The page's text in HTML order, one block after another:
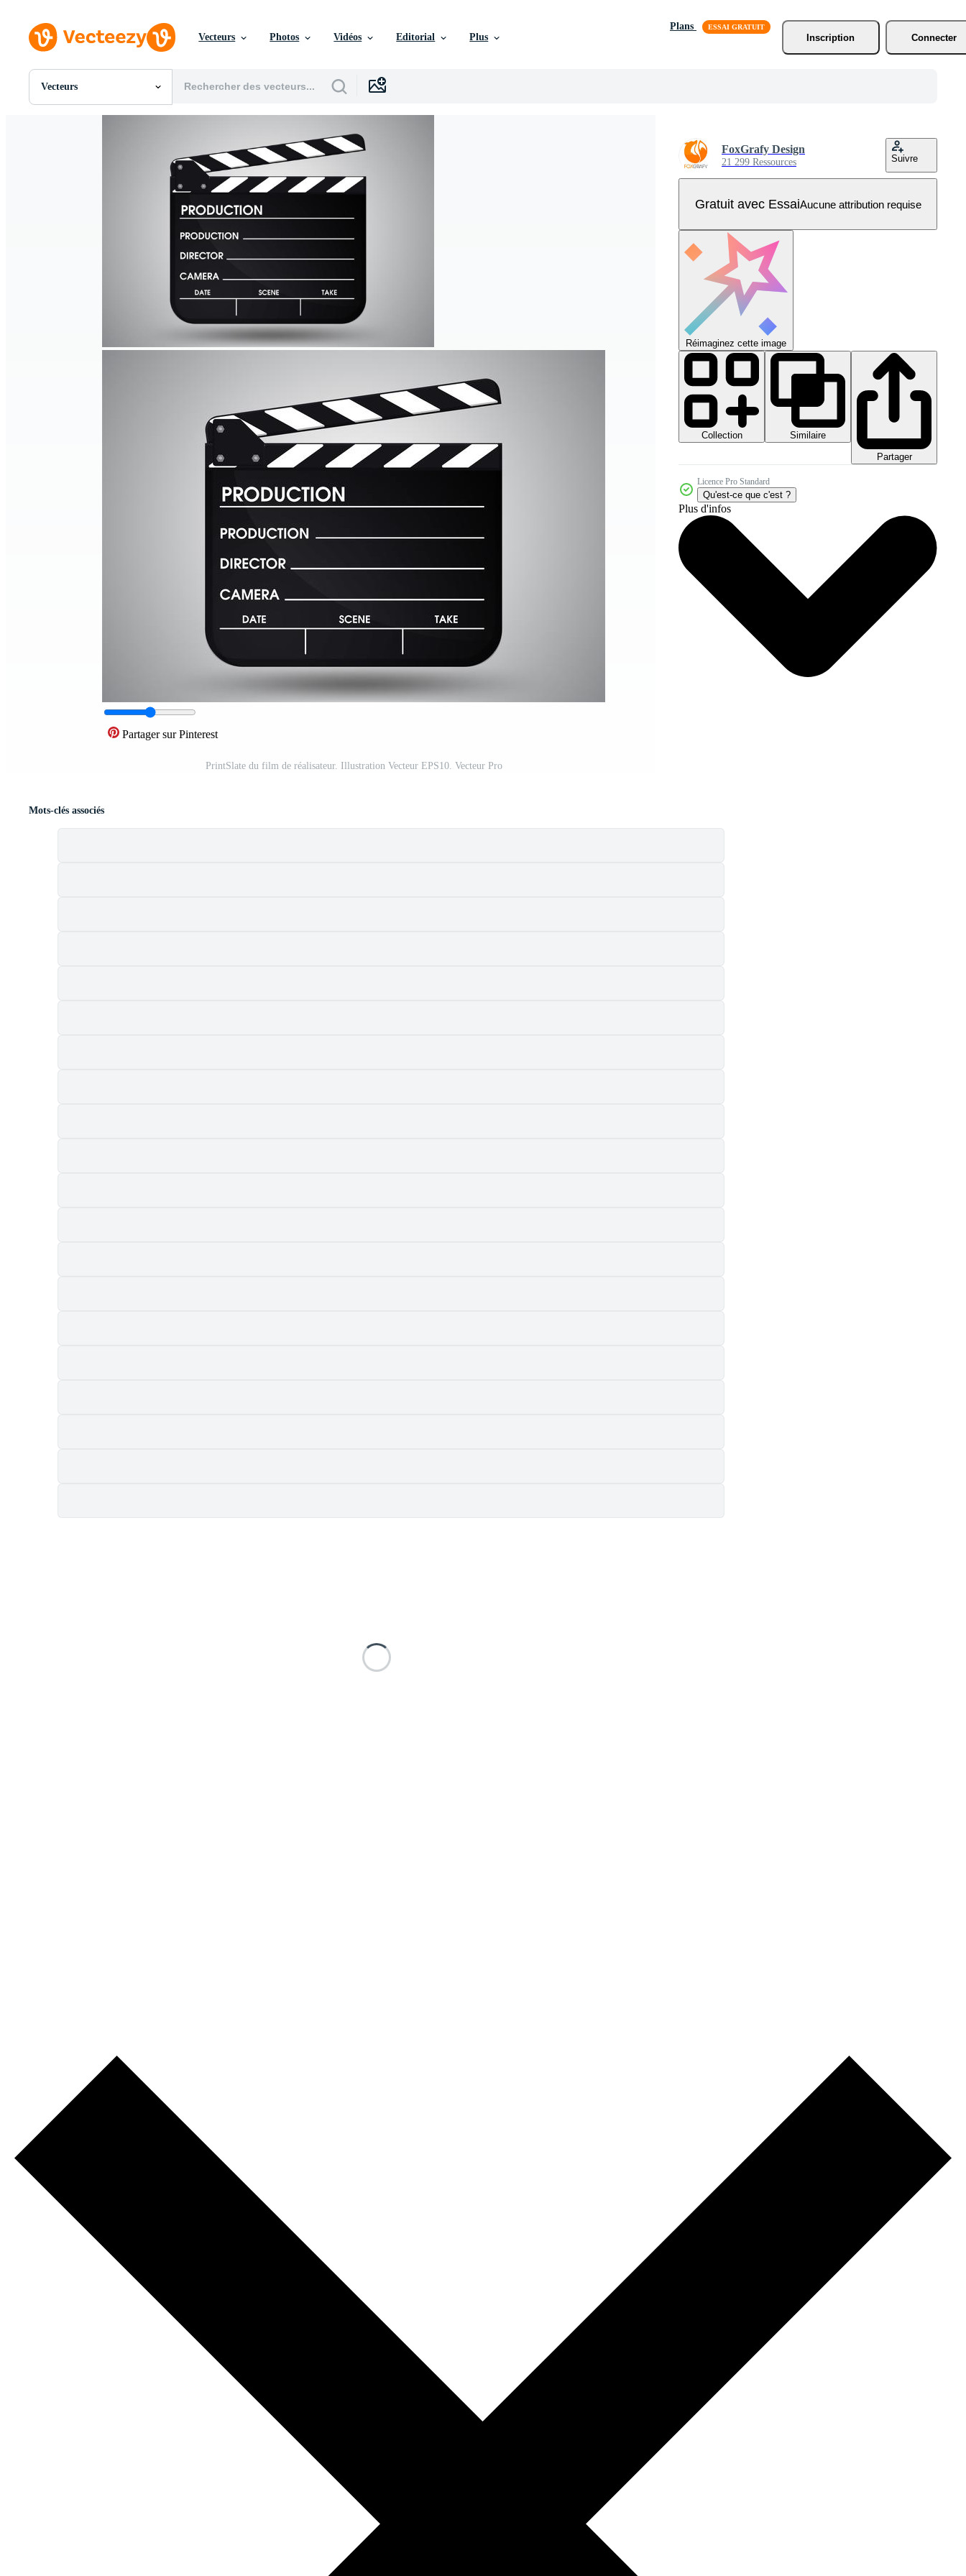
Vecteurs Photos Vidéos Editorial Plus
Plans
Inscription
Connecter
Vecteurs
Toutes Images
Partager sur Pinterest
PrintSlate du film de réalisateur. Illustration Vecteur EPS10. Vecteur Pro
FoxGrafy Design
21 299 Ressources Suivre
Gratuit avec EssaiAucune attribution requise
Réimaginez cette image
Collection
Similaire
Partager
Licence Pro Standard
Qu'est-ce que c'est ?
Plus d'infos
Mots-clés associés